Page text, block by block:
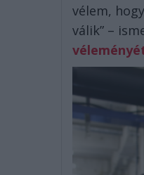
vélem,
válik” –